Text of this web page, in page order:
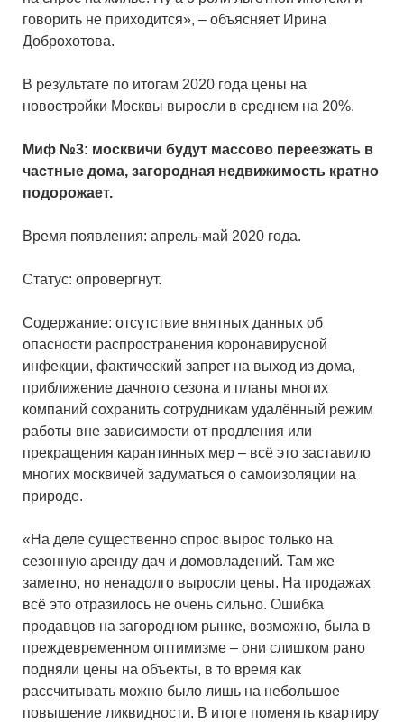
говорить не приходится», – объясняет Ирина
Доброхотова.
В результате по итогам 2020 года цены на
новостройки Москвы выросли в среднем на 20%.
Миф №3: москвичи будут массово переезжать в
частные дома, загородная недвижимость кратно
подорожает.
Время появления: апрель-май 2020 года.
Статус: опровергнут.
Содержание: отсутствие внятных данных об
опасности распространения коронавирусной
инфекции, фактический запрет на выход из дома,
приближение дачного сезона и планы многих
компаний сохранить сотрудникам удалённый режим
работы вне зависимости от продления или
прекращения карантинных мер – всё это заставило
многих москвичей задуматься о самоизоляции на
природе.
«На деле существенно спрос вырос только на
сезонную аренду дач и домовладений. Там же
заметно, но ненадолго выросли цены. На продажах
всё это отразилось не очень сильно. Ошибка
продавцов на загородном рынке, возможно, была в
преждевременном оптимизме – они слишком рано
подняли цены на объекты, в то время как
рассчитывать можно было лишь на небольшое
повышение ликвидности. В итоге поменять квартиру